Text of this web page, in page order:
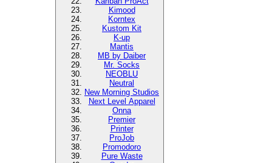
Kimood
Korntex
Kustom Kit
K-up
Mantis
MB by Daiber
Mr. Socks
NEOBLU
Neutral
New Morning Studios
Next Level Apparel
Onna
Premier
Printer
ProJob
Promodoro
Pure Waste